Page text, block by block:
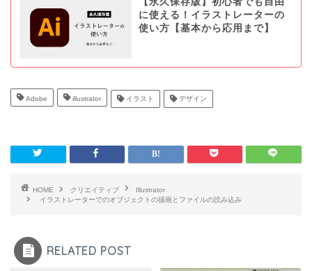
に使える！イラストレーターの
使い方【基本から応用まで】
Adobe illustrator イラスト デザイン
HOME クリエイティブ
Illustrator
イラストレーターでのオブジェクトの描画とファイルの読み込み
RELATED POST